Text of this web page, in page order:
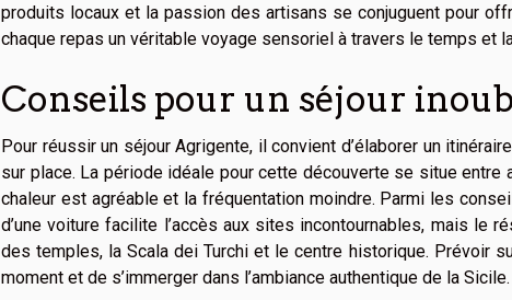
produits locaux et la passion des artisans se conjuguent pour
chaque repas un véritable voyage sensoriel à travers le temps et
Conseils pour un séjour
Pour réussir un séjour Agrigente, il convient d’élaborer un
sur place. La période idéale pour cette découverte se situe
chaleur est agréable et la fréquentation moindre. Parmi les
d’une voiture facilite l’accès aux sites incontournables, mais le
des temples, la Scala dei Turchi et le centre historique. Prévoir
moment et de s’immerger dans l’ambiance authentique de la Sicile.